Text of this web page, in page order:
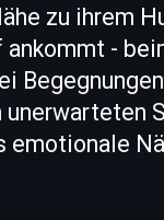
zu ihrem
ankommt -
unerwarteten
emotionale